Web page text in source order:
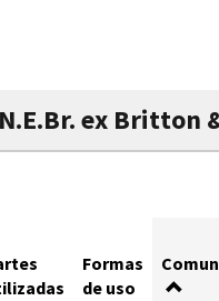
ex Britton
Formas
de uso